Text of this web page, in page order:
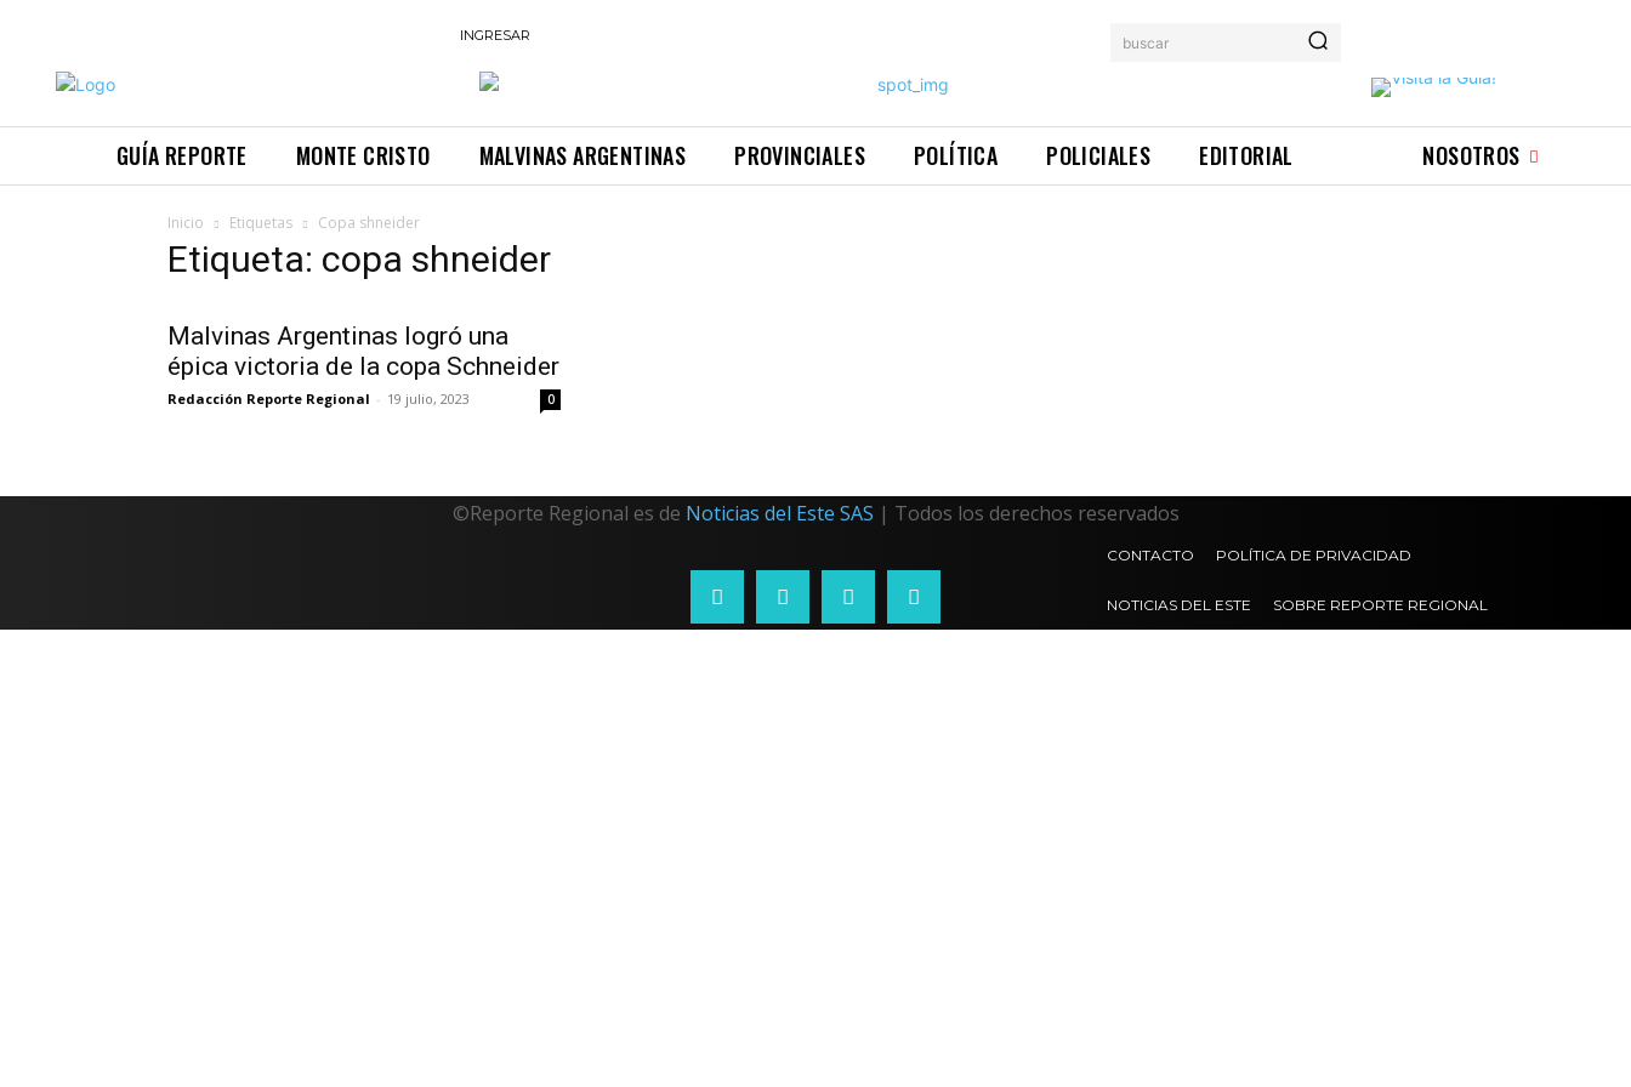
INGRESAR buscar
GUÍA REPORTE MONTE CRISTO MALVINAS ARGENTINAS PROVINCIALES POLÍTICA POLICIALES EDITORIAL NOSOTROS
Inicio Etiquetas Copa shneider
Etiqueta: copa shneider
Malvinas Argentinas logró una
épica victoria de la copa Schneider
Redacción Reporte Regional - 19 julio, 2023 0
©Reporte Regional es de Noticias del Este SAS | Todos los derechos reservados
CONTACTO POLÍTICA DE PRIVACIDAD
NOTICIAS DEL ESTE SOBRE REPORTE REGIONAL